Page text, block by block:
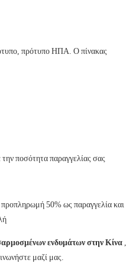
πρότυπο ΗΠΑ. Ο πίνακας
ποσότητα παραγγελίας σας
50% ως παραγγελία και
ενδυμάτων στην Κίνα ,
μαζί μας.